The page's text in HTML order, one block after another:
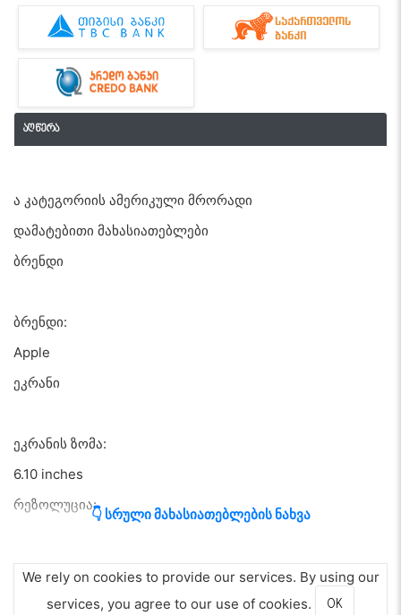
აღწერა
ა კატეგორიის ამერიკული მრორადი
დამატებითი მახასიათებლები
ბრენდი
ბრენდი:
Apple
ეკრანი
ეკრანის ზომა:
6.10 inches
რეზოლუცია:
განახლების სიხშირე:
👇 სრული მახასიათებლების ნახვა
We rely on cookies to provide our services. By using our
services, you agree to our use of cookies.
OK